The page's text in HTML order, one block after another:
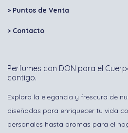
> Puntos de Venta
> Contacto
Perfumes con DON para el
contigo.
Explora la elegancia y frescura de
diseñadas para enriquecer tu vida
personales hasta aromas para el